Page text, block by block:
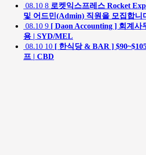
08.10 8 로켓익스프레스 Rocket
및 어드민(Admin) 직원을 모집합니
08.10 9 [ Daon Accounting ] 회계사
용 | SYD/MEL
08.10 10 [ 한식당 & BAR ]
프 | CBD